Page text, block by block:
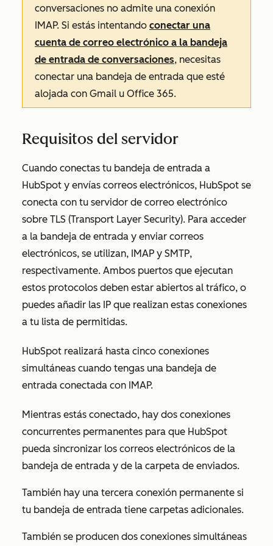
conversaciones no admite una conexión
IMAP. Si estás intentando conectar una
cuenta de correo electrónico a la bandeja
de entrada de conversaciones, necesitas
conectar una bandeja de entrada que esté
alojada con Gmail u Office 365.
Requisitos del servidor
Cuando conectas tu bandeja de entrada a
HubSpot y envías correos electrónicos, HubSpot se
conecta con tu servidor de correo electrónico
sobre TLS (Transport Layer Security). Para acceder
a la bandeja de entrada y enviar correos
electrónicos, se utilizan, IMAP y SMTP,
respectivamente. Ambos puertos que ejecutan
estos protocolos deben estar abiertos al tráfico, o
puedes añadir las IP que realizan estas conexiones
a tu lista de permitidas.
HubSpot realizará hasta cinco conexiones
simultáneas cuando tengas una bandeja de
entrada conectada con IMAP.
Mientras estás conectado, hay dos conexiones
concurrentes permanentes para que HubSpot
pueda sincronizar los correos electrónicos de la
bandeja de entrada y de la carpeta de enviados.
También hay una tercera conexión permanente si
tu bandeja de entrada tiene carpetas adicionales.
También se producen dos conexiones simultáneas